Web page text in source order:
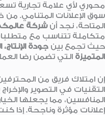
محوري لأي علامة تجارية
سوق الإعلانات المتنامي. من
المتاحة، نجد أنشركة
متكاملة تتناسب مع
حيث تجمع بين جودة
المتميزة التي تضمن رضا
إن امتلاك فريق من
التقنيات في التصوير
المنافسين، مما يجعلها
إعلانات مؤثرة وناجحة. إذا